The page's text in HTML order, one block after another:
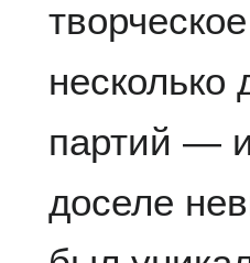
несколько
партий —
доселе